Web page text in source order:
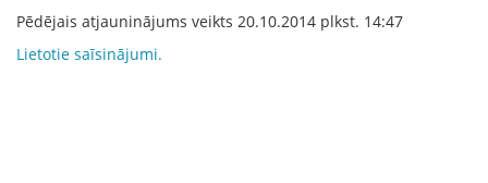
Pēdējais atjauninājums veikts 20.10.2014 plkst. 14:47
Lietotie saīsinājumi.